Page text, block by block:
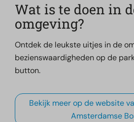
Wat is te doen in
omgeving?
Ontdek de leukste uitjes in de
bezienswaardigheden op de
button.
Bekijk meer op de website
Amsterdamse